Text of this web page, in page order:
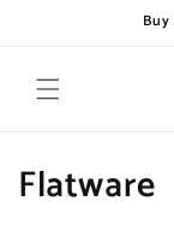
C
Flatware